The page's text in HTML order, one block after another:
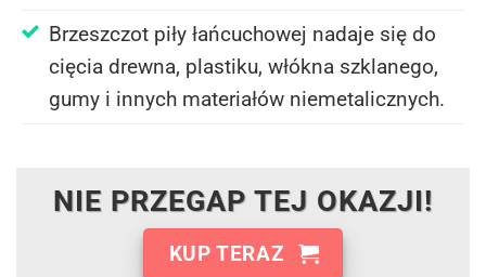
Brzeszczot piły łańcuchowej nadaje się do
cięcia drewna, plastiku, włókna szklanego,
gumy i innych materiałów niemetalicznych.
NIE PRZEGAP TEJ OKAZJI!
KUP TERAZ